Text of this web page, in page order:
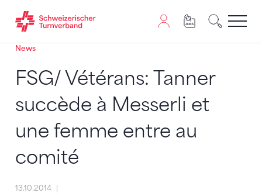
Zum Inhalt springen
Zur Sitemap navigieren
Zum Navigieren dieser Seite wird JavaScript benötigt.
News
FSG/ Vétérans: Tanner
succède à Messerli et
une femme entre au
comité
13.10.2014